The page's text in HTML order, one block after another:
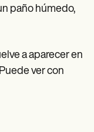
paño húmedo,
a aparecer en
ver con